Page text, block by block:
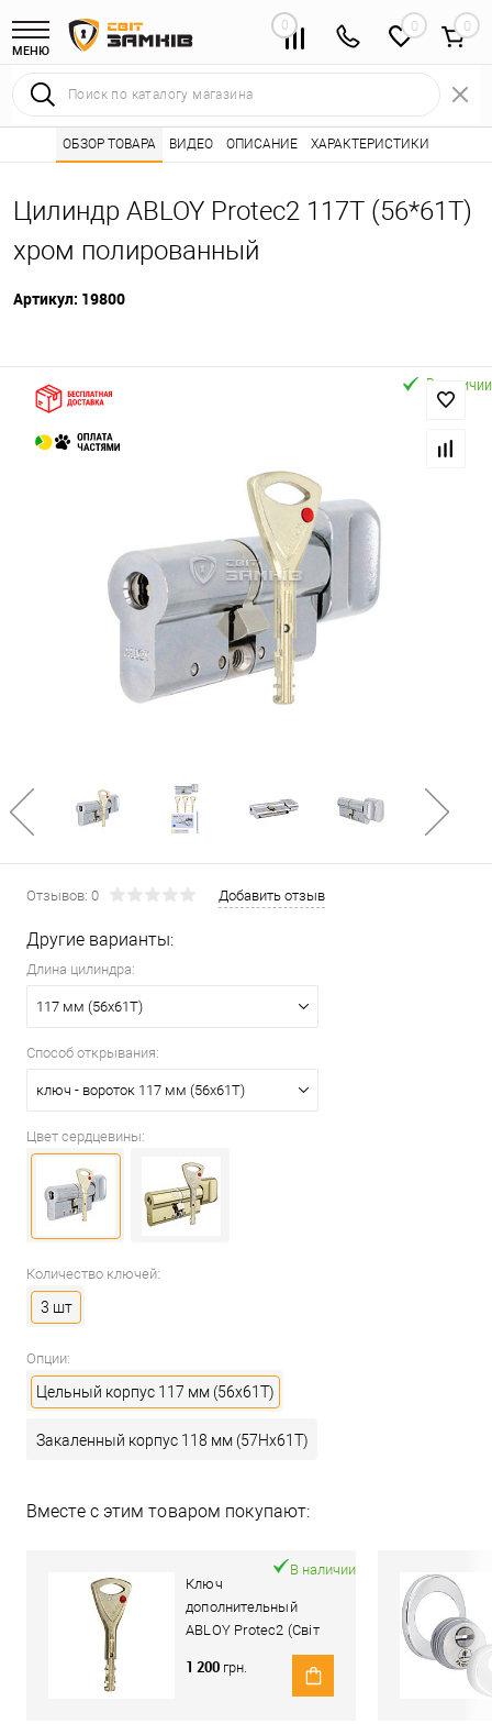
МЕНЮ
0 0
Интернет магазин замков Каталог товаров ⭐ • Сердцевины
Цилиндр ABLOY Protec2 117T (56*61T)
хром полированный
Артикул: 19800
ОБЗОР ТОВАРА ВИДЕО ОПИСАНИЕ ХАРАКТЕРИСТИКИ
Отзывов: 0 Добавить отзыв
Другие варианты:
Длина цилиндра:
117 мм (56x61T)
Способ открывания:
ключ - вороток 117 мм (56x61T)
Цвет сердцевины:
Количество ключей:
3 шт
Опции:
Цельный корпус 117 мм (56x61T)
Закаленный корпус 118 мм (57Hx61T)
Вместе с этим товаром покупают:
Ключ
дополнительный
ABLOY Protec2 (Світ
В наличии
1 200 грн.
В наличии